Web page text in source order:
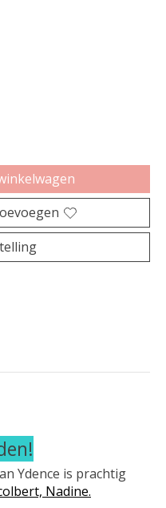
Ydence is prachtig
Nadine.